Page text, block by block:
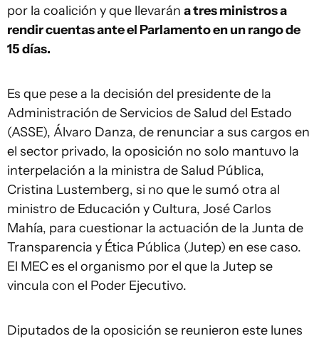
por la coalición y que llevarán a tres ministros a
rendir cuentas ante el Parlamento en un rango de
15 días.
Es que pese a la decisión del presidente de la
Administración de Servicios de Salud del Estado
(ASSE), Álvaro Danza, de renunciar a sus cargos en
el sector privado, la oposición no solo mantuvo la
interpelación a la ministra de Salud Pública,
Cristina Lustemberg, si no que le sumó otra al
ministro de Educación y Cultura, José Carlos
Mahía, para cuestionar la actuación de la Junta de
Transparencia y Ética Pública (Jutep) en ese caso.
El MEC es el organismo por el que la Jutep se
vincula con el Poder Ejecutivo.
Diputados de la oposición se reunieron este lunes